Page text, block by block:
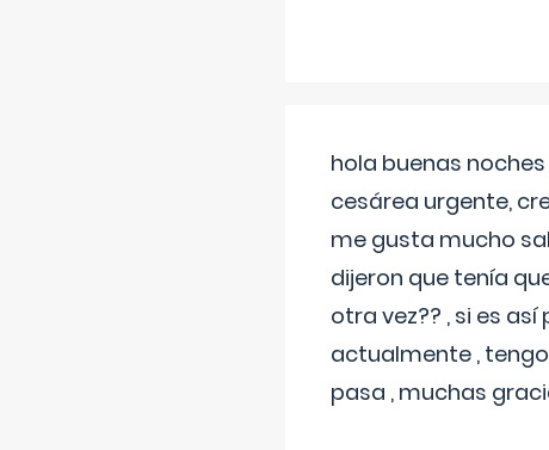
hola buenas
cesárea urgente,
me gusta mucho
dijeron que tenía
otra vez?? , si es
actualmente ,
pasa , muchas